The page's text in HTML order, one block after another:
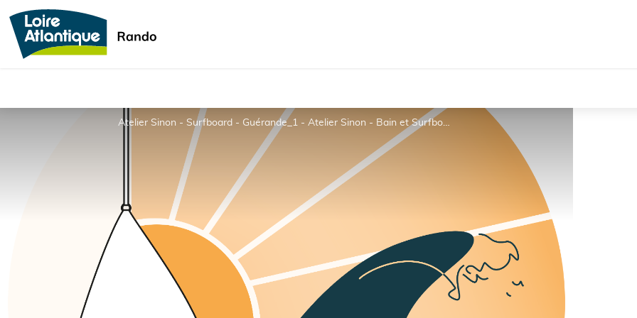
Atelier Sinon - Surfboard - Guérande_1 - Atelier Sinon - Bain et Surfboard